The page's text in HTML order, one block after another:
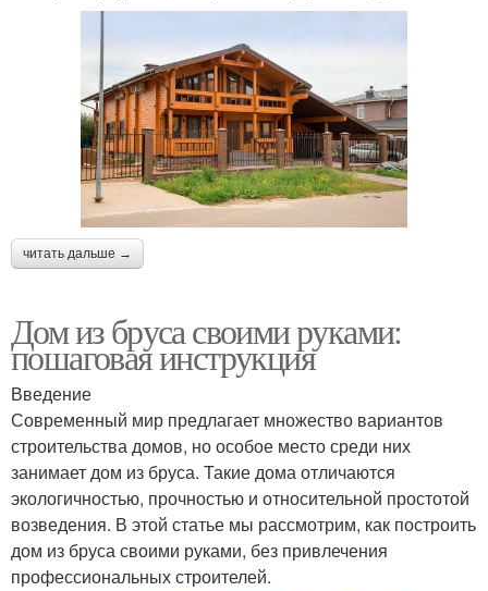
читать дальше →
Дом из бруса своими руками:
пошаговая инструкция
Введение
Современный мир предлагает множество вариантов
строительства домов, но особое место среди них
занимает дом из бруса. Такие дома отличаются
экологичностью, прочностью и относительной простотой
возведения. В этой статье мы рассмотрим, как построить
дом из бруса своими руками, без привлечения
профессиональных строителей.